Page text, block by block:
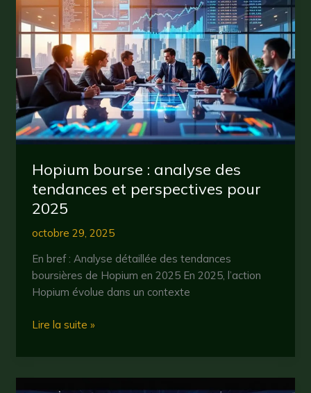
et
réussir
les
marchés
financiers
en
2025
?
Hopium bourse : analyse des
tendances et perspectives pour
2025
octobre 29, 2025
En bref : Analyse détaillée des tendances
boursières de Hopium en 2025 En 2025, l’action
Hopium évolue dans un contexte
Hopium
:
Lire la suite »